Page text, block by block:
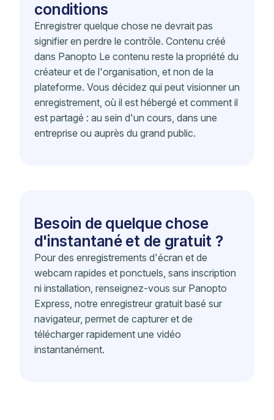
conditions
Enregistrer quelque chose ne devrait pas
signifier en perdre le contrôle. Contenu créé
dans Panopto Le contenu reste la propriété du
créateur et de l'organisation, et non de la
plateforme. Vous décidez qui peut visionner un
enregistrement, où il est hébergé et comment il
est partagé : au sein d'un cours, dans une
entreprise ou auprès du grand public.
Besoin de quelque chose
d'instantané et de gratuit ?
Pour des enregistrements d'écran et de
webcam rapides et ponctuels, sans inscription
ni installation, renseignez-vous sur Panopto
Express, notre enregistreur gratuit basé sur
navigateur, permet de capturer et de
télécharger rapidement une vidéo
instantanément.